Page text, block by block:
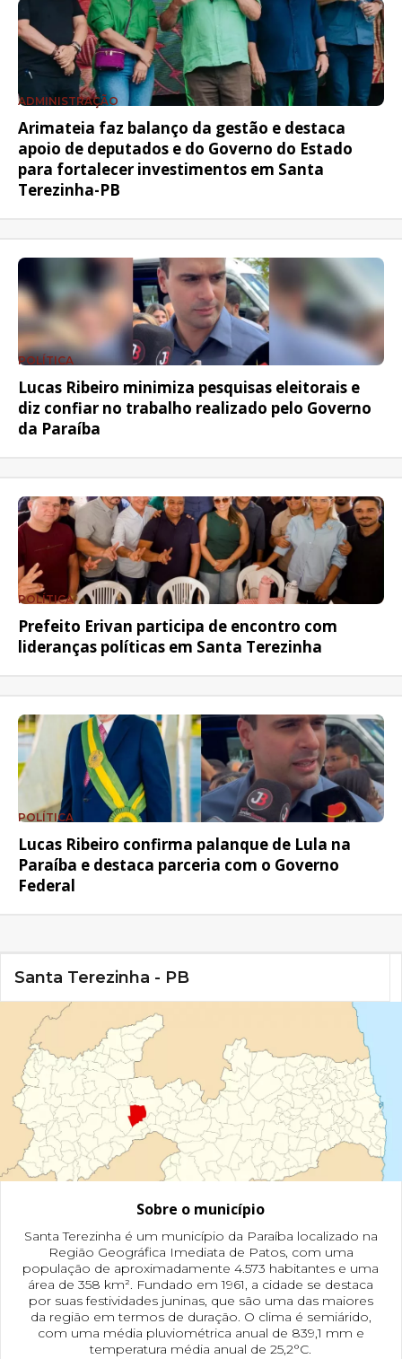
ADMINISTRAÇÃO
Arimateia faz balanço da gestão e destaca
apoio de deputados e do Governo do Estado
para fortalecer investimentos em Santa
Terezinha-PB
POLÍTICA
Lucas Ribeiro minimiza pesquisas eleitorais e
diz confiar no trabalho realizado pelo Governo
da Paraíba
POLÍTICA
Prefeito Erivan participa de encontro com
lideranças políticas em Santa Terezinha
POLÍTICA
Lucas Ribeiro confirma palanque de Lula na
Paraíba e destaca parceria com o Governo
Federal
Santa Terezinha - PB
Sobre o município
Santa Terezinha é um município da Paraíba localizado na
Região Geográfica Imediata de Patos, com uma
população de aproximadamente 4.573 habitantes e uma
área de 358 km². Fundado em 1961, a cidade se destaca
por suas festividades juninas, que são uma das maiores
da região em termos de duração. O clima é semiárido,
com uma média pluviométrica anual de 839,1 mm e
temperatura média anual de 25,2°C.